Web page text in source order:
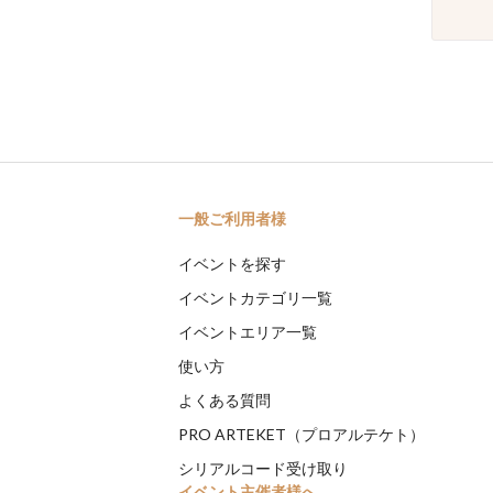
一般ご利用者様
イベントを探す
イベントカテゴリ一覧
イベントエリア一覧
使い方
よくある質問
PRO ARTEKET（プロアルテケト）
シリアルコード受け取り